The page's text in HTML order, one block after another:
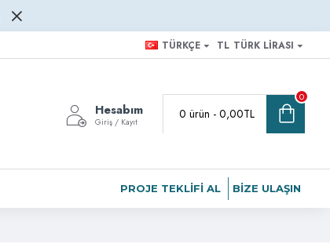
TÜRKÇE TL TÜRK LIRASI
Hesabım
Giriş / Kayıt
0 ürün - 0,00TL
0
PROJE TEKLIFI AL BIZE ULAŞIN